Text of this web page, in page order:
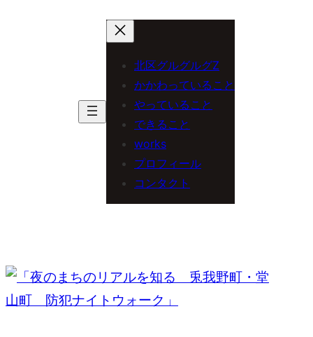
北区グルグルグZ
かかわっていること
やっていること
できること
works
プロフィール
コンタクト